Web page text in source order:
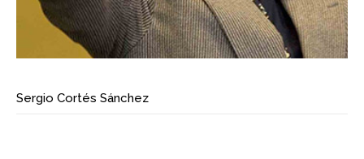
Sergio Cortés Sánchez